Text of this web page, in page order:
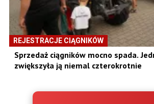
REJESTRACJE CIĄGNIKÓW
Sprzedaż ciągników mocno spada.
zwiększyła ją niemal czterokrotnie